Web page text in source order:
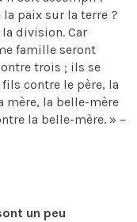
paix sur la terre ?
division. Car
famille seront
trois ; ils se
contre le père, la
mère, la belle-mère
la belle-mère. » –
un peu